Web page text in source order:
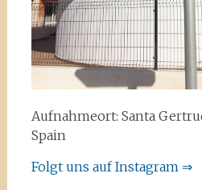
Aufnahmeort: Santa
Spain
Folgt uns auf Instagram ⇒